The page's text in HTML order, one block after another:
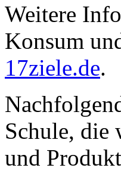
Weitere
Konsum
17ziele.de.
Schule, die
und